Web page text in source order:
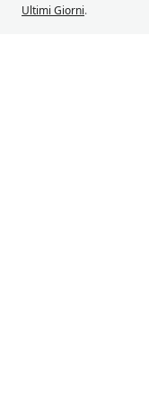
Ultimi Giorni.